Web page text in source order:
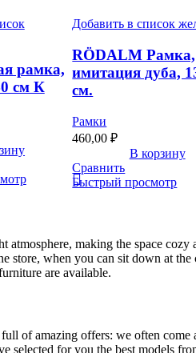
рамка,
см К
Добавить в список
RÖDALM Рамка,
имитация дуба,
см.
Рамки
460,00₽
В корзину
Сравнить
Быстрый просмотр
making the space
store, when you can sit down at
are available.
of amazing offers: we often
selected for you the best models